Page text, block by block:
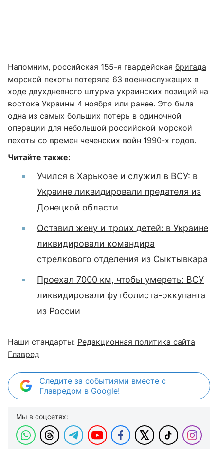
Напомним, российская 155-я гвардейская бригада
морской пехоты потеряла 63 военнослужащих в
ходе двухдневного штурма украинских позиций на
востоке Украины 4 ноября или ранее. Это была
одна из самых больших потерь в одиночной
операции для небольшой российской морской
пехоты со времен чеченских войн 1990-х годов.
Читайте также:
Учился в Харькове и служил в ВСУ: в
Украине ликвидировали предателя из
Донецкой области
Оставил жену и троих детей: в Украине
ликвидировали командира
стрелкового отделения из Сыктывкара
Проехал 7000 км, чтобы умереть: ВСУ
ликвидировали футболиста-оккупанта
из России
Наши стандарты: Редакционная политика сайта
Главред
Следите за событиями вместе с
Главредом в Google!
Мы в соцсетях: